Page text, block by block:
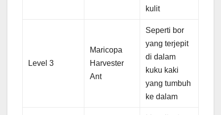
kulit
Level 3
Maricopa
Harvester
Ant
Seperti bor
yang terjepit
di dalam
kuku kaki
yang tumbuh
ke dalam